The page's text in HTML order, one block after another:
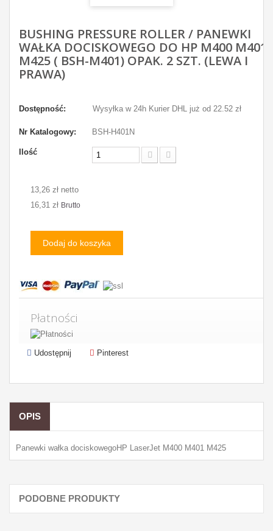
BUSHING PRESSURE ROLLER / PANEWKI
WAŁKA DOCISKOWEGO DO HP M400 M401
M425 ( BSH-M401) OPAK. 2 SZT. (LEWA I
PRAWA)
Dostępność: Wysyłka w 24h Kurier DHL już od 22.52 zł
Nr Katalogowy: BSH-H401N
Ilość
13,26 zł netto
16,31 zł Brutto
Dodaj do koszyka
Płatności
Udostępnij Pinterest
OPIS
Panewki wałka dociskowegoHP LaserJet M400 M401 M425
PODOBNE PRODUKTY